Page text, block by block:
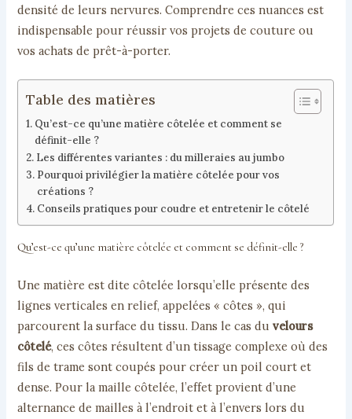
densité de leurs nervures. Comprendre ces nuances est
indispensable pour réussir vos projets de couture ou
vos achats de prêt-à-porter.
Table des matières
Qu’est-ce qu’une matière côtelée et comment se
définit-elle ?
Les différentes variantes : du milleraies au jumbo
Pourquoi privilégier la matière côtelée pour vos
créations ?
Conseils pratiques pour coudre et entretenir le côtelé
Qu’est-ce qu’une matière côtelée et comment se définit-elle ?
Une matière est dite côtelée lorsqu’elle présente des
lignes verticales en relief, appelées « côtes », qui
parcourent la surface du tissu. Dans le cas duvelours
côtelé, ces côtes résultent d’un tissage complexe où des
fils de trame sont coupés pour créer un poil court et
dense. Pour la maille côtelée, l’effet provient d’une
alternance de mailles à l’endroit et à l’envers lors du